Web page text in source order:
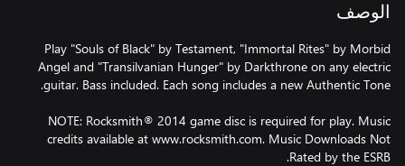
الوصف
Play "Souls of Black" by Testament, "Immortal Rites" by Morbid
Angel and "Transilvanian Hunger" by Darkthrone on any electric
NOTE: Rocksmith® 2014 game disc is required for play. Music
credits available at www.rocksmith.com. Music Downloads Not
Rated by the ESRB.